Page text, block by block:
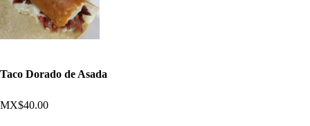
Taco Dorado de Asada
MX$40.00